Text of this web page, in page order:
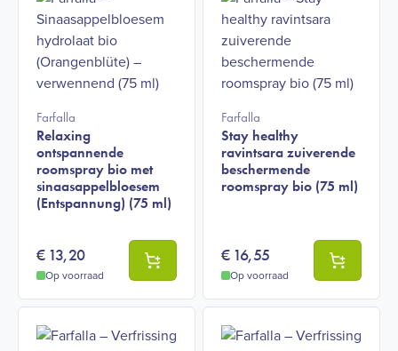
Farfalla
Relaxing
ontspannende
roomspray bio met
sinaasappelbloesem
(Entspannung) (75 ml)
€13,20
Op voorraad
Farfalla
Stay healthy
ravintsara zuiverende
beschermende
roomspray bio (75 ml)
€16,55
Op voorraad